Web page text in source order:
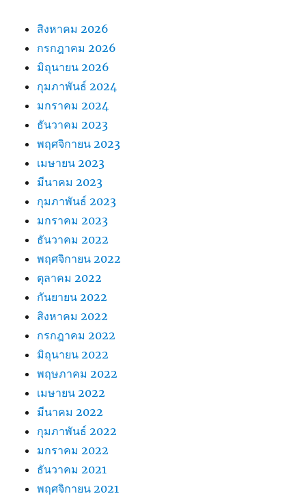
สิงหาคม 2026
กรกฎาคม 2026
มิถุนายน 2026
กุมภาพันธ์ 2024
มกราคม 2024
ธันวาคม 2023
พฤศจิกายน 2023
เมษายน 2023
มีนาคม 2023
กุมภาพันธ์ 2023
มกราคม 2023
ธันวาคม 2022
พฤศจิกายน 2022
ตุลาคม 2022
กันยายน 2022
สิงหาคม 2022
กรกฎาคม 2022
มิถุนายน 2022
พฤษภาคม 2022
เมษายน 2022
มีนาคม 2022
กุมภาพันธ์ 2022
มกราคม 2022
ธันวาคม 2021
พฤศจิกายน 2021